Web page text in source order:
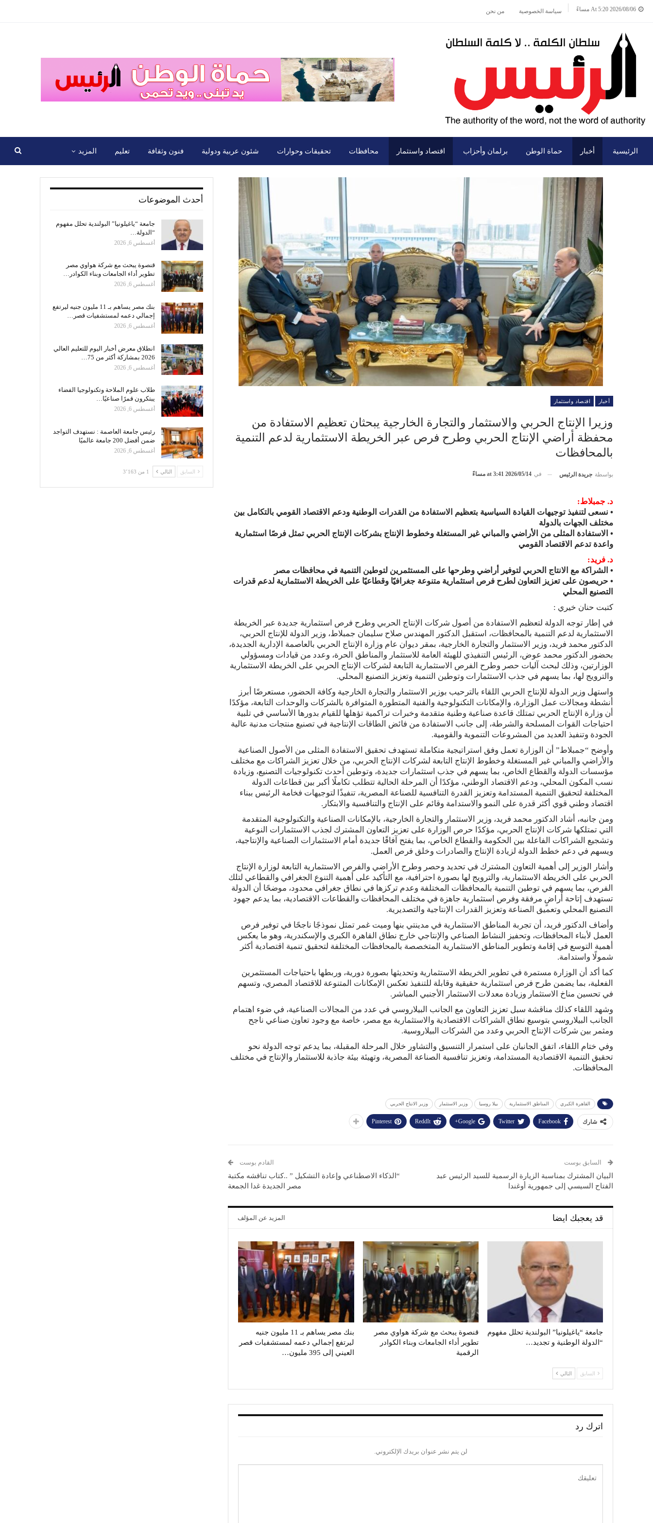
2026/08/06 At 5:20 مساءً سياسة الخصوصية من نحن
الرئيسية أخبار حماة الوطن برلمان وأحزاب اقتصاد واستثمار محافظات تحقيقات وحوارات شئون عربية ودولية فنون وثقافة تعليم المزيد
أخبار اقتصاد واستثمار
وزيرا الإنتاج الحربي والاستثمار والتجارة الخارجية يبحثان تعظيم الاستفادة من
محفظة أراضي الإنتاج الحربي وطرح فرص عبر الخريطة الاستثمارية لدعم التنمية
بالمحافظات
بواسطة جريدة الرئيس في 2026/05/14 at 3:41 مساءً
د. جمبلاط:
• نسعى لتنفيذ توجيهات القيادة السياسية بتعظيم الاستفادة من القدرات الوطنية ودعم الاقتصاد القومي بالتكامل بين
مختلف الجهات بالدولة
• الاستفادة المثلى من الأراضي والمباني غير المستغلة وخطوط الإنتاج بشركات الإنتاج الحربي تمثل فرصًا استثمارية
واعدة تدعم الاقتصاد القومي
د. فريد:
• الشراكة مع الانتاج الحربي لتوفير أراضي وطرحها على المستثمرين لتوطين التنمية في محافظات مصر
• حريصون على تعزيز التعاون لطرح فرص استثمارية متنوعة جغرافيًا وقطاعيًا على الخريطة الاستثمارية لدعم قدرات
التصنيع المحلي
كتبت حنان خيري :
في إطار توجه الدولة لتعظيم الاستفادة من أصول شركات الإنتاج الحربي وطرح فرص استثمارية جديدة عبر الخريطة
الاستثمارية لدعم التنمية بالمحافظات، استقبل الدكتور المهندس صلاح سليمان جمبلاط، وزير الدولة للإنتاج الحربي،
الدكتور محمد فريد، وزير الاستثمار والتجارة الخارجية، بمقر ديوان عام وزارة الإنتاج الحربي بالعاصمة الإدارية الجديدة،
بحضور الدكتور محمد عوض، الرئيس التنفيذي للهيئة العامة للاستثمار والمناطق الحرة، وعدد من قيادات ومسؤولي
الوزارتين، وذلك لبحث آليات حصر وطرح الفرص الاستثمارية التابعة لشركات الإنتاج الحربي على الخريطة الاستثمارية
والترويج لها، بما يسهم في جذب الاستثمارات وتوطين التنمية وتعزيز التصنيع المحلي.
واستهل وزير الدولة للإنتاج الحربي اللقاء بالترحيب بوزير الاستثمار والتجارة الخارجية وكافة الحضور، مستعرضًا أبرز
أنشطة ومجالات عمل الوزارة، والإمكانات التكنولوجية والفنية المتطورة المتوافرة بالشركات والوحدات التابعة، مؤكدًا
أن وزارة الإنتاج الحربي تمتلك قاعدة صناعية وطنية متقدمة وخبرات تراكمية تؤهلها للقيام بدورها الأساسي في تلبية
احتياجات القوات المسلحة والشرطة، إلى جانب الاستفادة من فائض الطاقات الإنتاجية في تصنيع منتجات مدنية عالية
الجودة وتنفيذ العديد من المشروعات التنموية والقومية.
وأوضح “جمبلاط” أن الوزارة تعمل وفق استراتيجية متكاملة تستهدف تحقيق الاستفادة المثلى من الأصول الصناعية
والأراضي والمباني غير المستغلة وخطوط الإنتاج التابعة لشركات الإنتاج الحربي، من خلال تعزيز الشراكات مع مختلف
مؤسسات الدولة والقطاع الخاص، بما يسهم في جذب استثمارات جديدة، وتوطين أحدث تكنولوجيات التصنيع، وزيادة
نسب المكون المحلي، ودعم الاقتصاد الوطني، مؤكدًا أن المرحلة الحالية تتطلب تكاملًا أكبر بين قطاعات الدولة
المختلفة لتحقيق التنمية المستدامة وتعزيز القدرة التنافسية للصناعة المصرية، تنفيذًا لتوجيهات فخامة الرئيس ببناء
اقتصاد وطني قوي أكثر قدرة على النمو والاستدامة وقائم على الإنتاج والتنافسية والابتكار.
ومن جانبه، أشاد الدكتور محمد فريد، وزير الاستثمار والتجارة الخارجية، بالإمكانات الصناعية والتكنولوجية المتقدمة
التي تمتلكها شركات الإنتاج الحربي، مؤكدًا حرص الوزارة على تعزيز التعاون المشترك لجذب الاستثمارات النوعية
وتشجيع الشراكات الفاعلة بين الحكومة والقطاع الخاص، بما يفتح آفاقًا جديدة أمام الاستثمارات الصناعية والإنتاجية،
ويسهم في دعم خطط الدولة لزيادة الإنتاج والصادرات وخلق فرص العمل.
وأشار الوزير إلى أهمية التعاون المشترك في تحديد وحصر وطرح الأراضي والفرص الاستثمارية التابعة لوزارة الإنتاج
الحربي على الخريطة الاستثمارية، والترويج لها بصورة احترافية، مع التأكيد على أهمية التنوع الجغرافي والقطاعي لتلك
الفرص، بما يسهم في توطين التنمية بالمحافظات المختلفة وعدم تركزها في نطاق جغرافي محدود، موضحًا أن الدولة
تستهدف إتاحة أراضٍ مرفقة وفرص استثمارية جاهزة في مختلف المحافظات والقطاعات الاقتصادية، بما يدعم جهود
التصنيع المحلي وتعميق الصناعة وتعزيز القدرات الإنتاجية والتصديرية.
وأضاف الدكتور فريد، أن تجربة المناطق الاستثمارية في مدينتي بنها وميت غمر تمثل نموذجًا ناجحًا في توفير فرص
العمل لأبناء المحافظات، وتحفيز النشاط الصناعي والإنتاجي خارج نطاق القاهرة الكبرى والإسكندرية، وهو ما يعكس
أهمية التوسع في إقامة وتطوير المناطق الاستثمارية المتخصصة بالمحافظات المختلفة لتحقيق تنمية اقتصادية أكثر
شمولًا واستدامة.
كما أكد أن الوزارة مستمرة في تطوير الخريطة الاستثمارية وتحديثها بصورة دورية، وربطها باحتياجات المستثمرين
الفعلية، بما يضمن طرح فرص استثمارية حقيقية وقابلة للتنفيذ تعكس الإمكانات المتنوعة للاقتصاد المصري، وتسهم
في تحسين مناخ الاستثمار وزيادة معدلات الاستثمار الأجنبي المباشر.
وشهد اللقاء كذلك مناقشة سبل تعزيز التعاون مع الجانب البيلاروسي في عدد من المجالات الصناعية، في ضوء اهتمام
الجانب البيلاروسي بتوسيع نطاق الشراكات الاقتصادية والاستثمارية مع مصر، خاصة مع وجود تعاون صناعي ناجح
ومثمر بين شركات الإنتاج الحربي وعدد من الشركات البيلاروسية.
وفي ختام اللقاء، اتفق الجانبان على استمرار التنسيق والتشاور خلال المرحلة المقبلة، بما يدعم توجه الدولة نحو
تحقيق التنمية الاقتصادية المستدامة، وتعزيز تنافسية الصناعة المصرية، وتهيئة بيئة جاذبة للاستثمار والإنتاج في مختلف
المحافظات.
القاهرة الكبري المناطق الاستثمارية بيلا روسيا وزير الاستثمار وزير الانتاج الحربي
شارك Facebook
Twitter
Google+
ReddIt
Pinterest
السابق بوست
البيان المشترك بمناسبة الزيارة الرسمية للسيد الرئيس عبد
الفتاح السيسي إلى جمهورية أوغندا
القادم بوست
“الذكاء الاصطناعي وإعادة التشكيل ” ..كتاب تناقشه مكتبة
مصر الجديدة غدا الجمعة
قد يعجبك ايضا المزيد عن المؤلف
جامعة “ياغيلونيا” البولندية تحلل مفهوم
“الدولة الوطنية و تجديد…
قنصوة يبحث مع شركة هواوي مصر
تطوير أداء الجامعات وبناء الكوادر
الرقمية
بنك مصر يساهم بـ 11 مليون جنيه
ليرتفع إجمالي دعمه لمستشفيات قصر
العيني إلى 395 مليون…
السابق التالي
اترك رد
لن يتم نشر عنوان بريدك الإلكتروني.
أحدث الموضوعات
جامعة “ياغيلونيا” البولندية تحلل مفهوم
“الدولة…
أغسطس 6, 2026
قنصوة يبحث مع شركة هواوي مصر
تطوير أداء الجامعات وبناء الكوادر…
أغسطس 6, 2026
بنك مصر يساهم بـ 11 مليون جنيه ليرتفع
إجمالي دعمه لمستشفيات قصر…
أغسطس 6, 2026
انطلاق معرض أخبار اليوم للتعليم العالي
2026 بمشاركة أكثر من 75…
أغسطس 6, 2026
طلاب علوم الملاحة وتكنولوجيا الفضاء
يبتكرون قمرًا صناعيًا…
أغسطس 6, 2026
رئيس جامعة العاصمة : نستهدف التواجد
ضمن أفضل 200 جامعة عالميًا
أغسطس 6, 2026
السابق التالي 1 من 3٬163